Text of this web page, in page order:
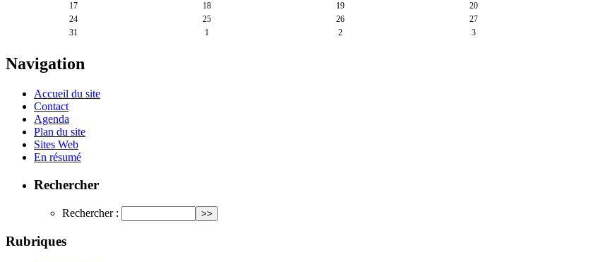
17
18 19 20
24
25 26 27
31
1 2 3
Navigation
Accueil du site
Contact
Agenda
Plan du site
Sites Web
En résumé
Rechercher
Rechercher :
Rubriques